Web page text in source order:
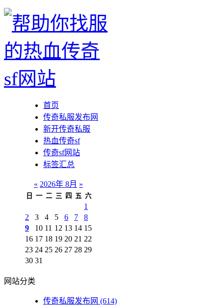
首页
传奇私服发布网
新开传奇私服
热血传奇sf
传奇sf网站
标签汇总
« 2026年 8月 »
日 一 二 三 四 五 六
1
2
3 4 5 6 7
8
9
10 11 12 13 14 15
16 17 18 19 20 21 22
23 24 25 26 27 28 29
30 31
网站分类
传奇私服发布网 (614)